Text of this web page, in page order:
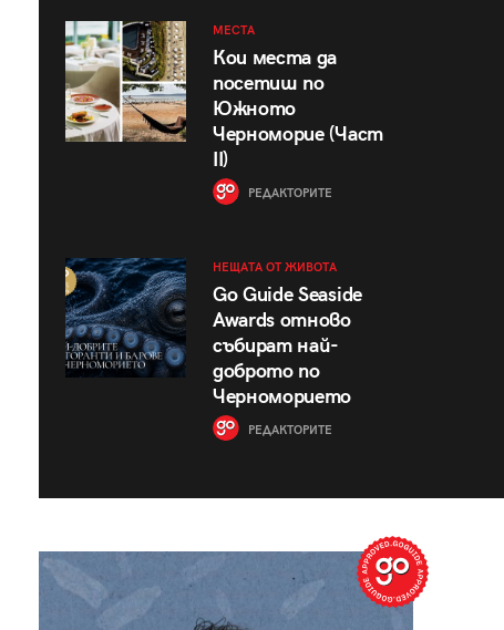
МЕСТА
Кои места да
посетиш по
Южното
Черноморие (Част
II)
РЕДАКТОРИТЕ
НЕЩАТА ОТ ЖИВОТА
Go Guide Seaside
Awards отново
събират най-
доброто по
Черноморието
РЕДАКТОРИТЕ